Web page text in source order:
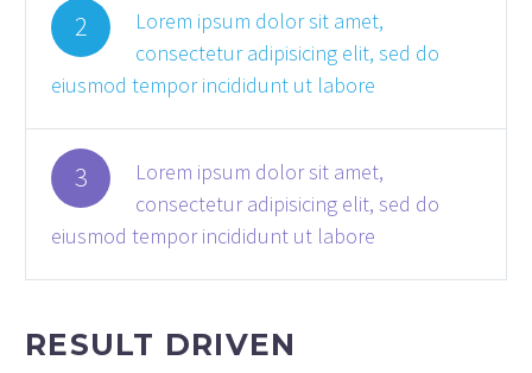
2
Lorem ipsum dolor sit amet,
consectetur adipisicing elit, sed do
eiusmod tempor incididunt ut labore
3
Lorem ipsum dolor sit amet,
consectetur adipisicing elit, sed do
eiusmod tempor incididunt ut labore
RESULT DRIVEN